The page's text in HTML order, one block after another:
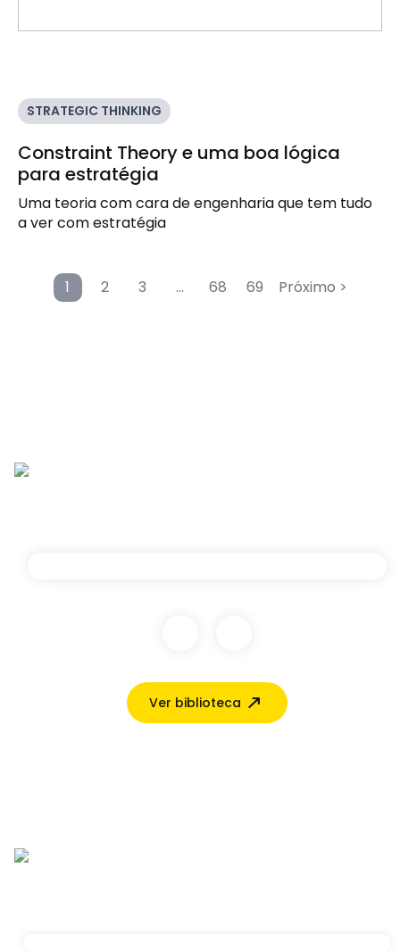
STRATEGIC THINKING
Constraint Theory e uma boa lógica
para estratégia
Uma teoria com cara de engenharia que tem tudo
a ver com estratégia
1 2 3 … 68 69 Próximo >
Ver biblioteca